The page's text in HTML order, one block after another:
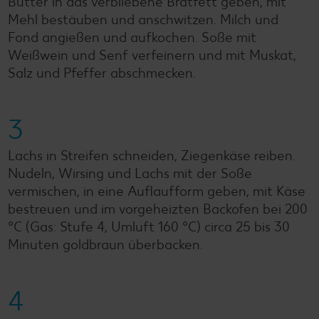
Mehl bestäuben und anschwitzen. Milch und
Fond angießen und aufkochen. Soße mit
Weißwein und Senf verfeinern und mit Muskat,
Salz und Pfeffer abschmecken.
3
Lachs in Streifen schneiden, Ziegenkäse reiben.
Nudeln, Wirsing und Lachs mit der Soße
vermischen, in eine Auflaufform geben, mit Käse
bestreuen und im vorgeheizten Backofen bei 200
°C (Gas: Stufe 4, Umluft 160 °C) circa 25 bis 30
Minuten goldbraun überbacken.
4